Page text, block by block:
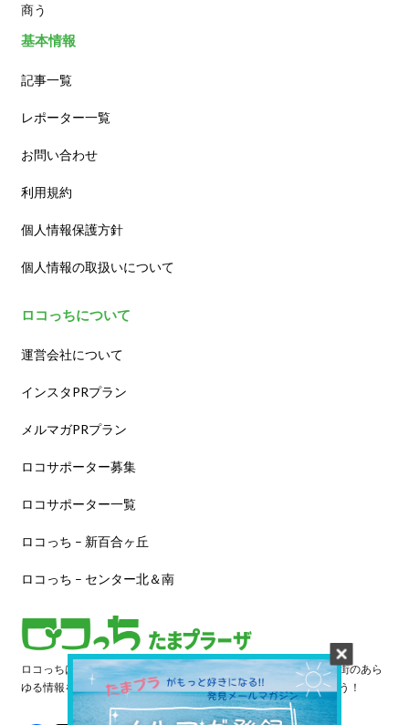
商う
基本情報
記事一覧
レポーター一覧
お問い合わせ
利用規約
個人情報保護方針
個人情報の取扱いについて
ロコっちについて
運営会社について
インスタPRプラン
メルマガPRプラン
ロコサポーター募集
ロコサポーター一覧
ロコっち – 新百合ヶ丘
ロコっち – センター北＆南
ロコっちは、あなたのジモト体験を豊かにする情報サイトです。街のあら
ゆる情報を収集し、日々更新しています。早速情報を探してみよう！